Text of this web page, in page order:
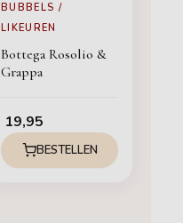
BUBBELS /
LIKEUREN
Bottega Rosolio &
Grappa
19,95
BESTELLEN